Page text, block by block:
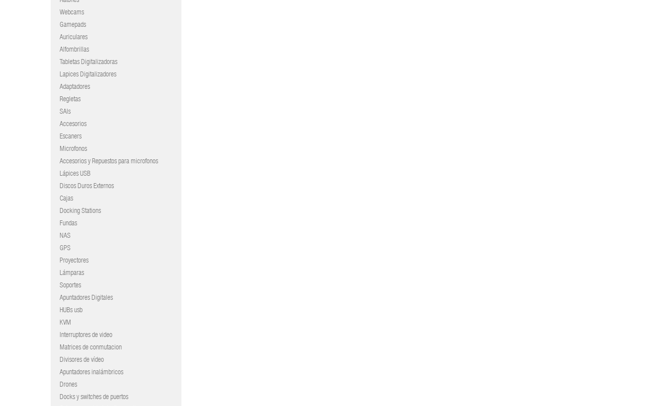
Webcams
Gamepads
Auriculares
Alfombrillas
Tabletas Digitalizadoras
Lapices Digitalizadores
Adaptadores
Regletas
SAIs
Accesorios
Escaners
Microfonos
Accesorios y Repuestos para microfonos
Lápices USB
Discos Duros Externos
Cajas
Docking Stations
Fundas
NAS
GPS
Proyectores
Lámparas
Soportes
Apuntadores Digitales
HUBs usb
KVM
Interruptores de video
Matrices de conmutacion
Divisores de vídeo
Apuntadores inalámbricos
Drones
Docks y switches de puertos